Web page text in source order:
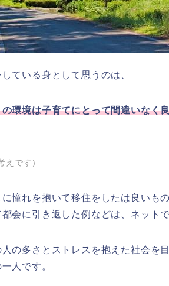
ている身として思うのは、
環境は子育てにとって間違いなく
えです)
憧れを抱いて移住をしたは良いも
会に引き返した例などは、ネット
の多さとストレスを抱えた社会を
人です。